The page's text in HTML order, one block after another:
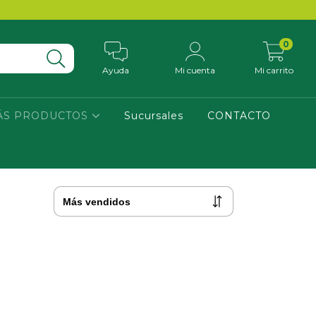
Ayuda Mi cuenta Mi carrito
0
PRODUCTOS Sucursales CONTACTO